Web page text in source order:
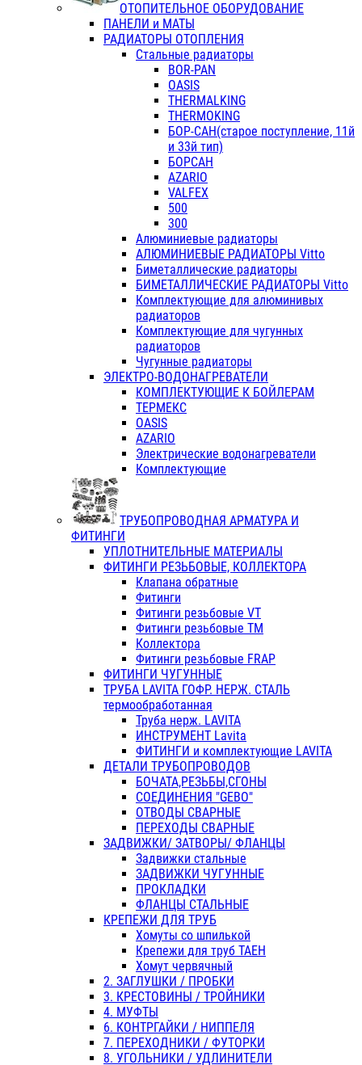
ОТОПИТЕЛЬНОЕ ОБОРУДОВАНИЕ
ПАНЕЛИ и МАТЫ
РАДИАТОРЫ ОТОПЛЕНИЯ
Стальные радиаторы
BOR-PAN
OASIS
THERMALKING
THERMOKING
БОР-САН(старое поступление, 11й
и 33й тип)
БОРСАН
AZARIO
VALFEX
500
300
Алюминиевые радиаторы
АЛЮМИНИЕВЫЕ РАДИАТОРЫ Vitto
Биметаллические радиаторы
БИМЕТАЛЛИЧЕСКИЕ РАДИАТОРЫ Vitto
Комплектующие для алюминивых
радиаторов
Комплектующие для чугунных
радиаторов
Чугунные радиаторы
ЭЛЕКТРО-ВОДОНАГРЕВАТЕЛИ
КОМПЛЕКТУЮЩИЕ К БОЙЛЕРАМ
ТЕРМЕКС
OASIS
AZARIO
Электрические водонагреватели
Комплектующие
ТРУБОПРОВОДНАЯ АРМАТУРА И
ФИТИНГИ
УПЛОТНИТЕЛЬНЫЕ МАТЕРИАЛЫ
ФИТИНГИ РЕЗЬБОВЫЕ, КОЛЛЕКТОРА
Клапана обратные
Фитинги
Фитинги резьбовые VT
Фитинги резьбовые ТМ
Коллектора
Фитинги резьбовые FRAP
ФИТИНГИ ЧУГУННЫЕ
ТРУБА LAVITA ГОФР. НЕРЖ. СТАЛЬ
термообработанная
Труба нерж. LAVITA
ИНСТРУМЕНТ Lavita
ФИТИНГИ и комплектующие LAVITA
ДЕТАЛИ ТРУБОПРОВОДОВ
БОЧАТА,РЕЗЬБЫ,СГОНЫ
СОЕДИНЕНИЯ "GEBO"
ОТВОДЫ СВАРНЫЕ
ПЕРЕХОДЫ СВАРНЫЕ
ЗАДВИЖКИ/ ЗАТВОРЫ/ ФЛАНЦЫ
Задвижки стальные
ЗАДВИЖКИ ЧУГУННЫЕ
ПРОКЛАДКИ
ФЛАНЦЫ СТАЛЬНЫЕ
КРЕПЕЖИ ДЛЯ ТРУБ
Хомуты со шпилькой
Крепежи для труб ТАЕН
Хомут червячный
2. ЗАГЛУШКИ / ПРОБКИ
3. КРЕСТОВИНЫ / ТРОЙНИКИ
4. МУФТЫ
6. КОНТРГАЙКИ / НИППЕЛЯ
7. ПЕРЕХОДНИКИ / ФУТОРКИ
8. УГОЛЬНИКИ / УДЛИНИТЕЛИ